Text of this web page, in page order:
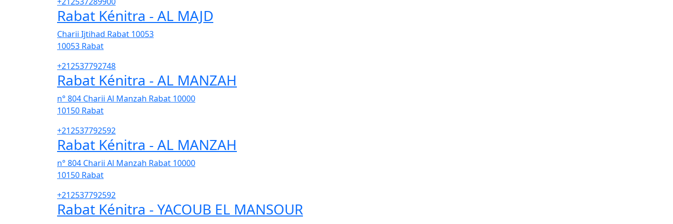
Rabat Kénitra - AL MAJD
Charii Ijtihad Rabat 10053
10053 Rabat
+212537792748
Rabat Kénitra - AL MANZAH
n° 804 Charii Al Manzah Rabat 10000
10150 Rabat
+212537792592
Rabat Kénitra - AL MANZAH
n° 804 Charii Al Manzah Rabat 10000
10150 Rabat
+212537792592
Rabat Kénitra - YACOUB EL MANSOUR